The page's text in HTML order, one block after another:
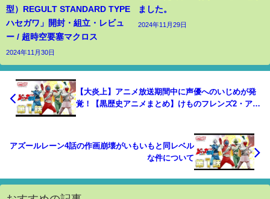
型）REGULT STANDARD TYPE
ハセガワ」開封・組立・レビュ
ー / 超時空要塞マクロス
2024年11月30日
ました。
2024年11月29日
【大炎上】アニメ放送期間中に声優へのいじめが発
覚！【黒歴史アニメまとめ】けものフレンズ2・アイ
アズールレーン4話の作画崩壊がいもいもと同レベル
な件について